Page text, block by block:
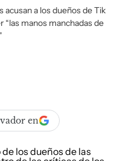
acusan a los dueños de Tik
“las manos manchadas de
en